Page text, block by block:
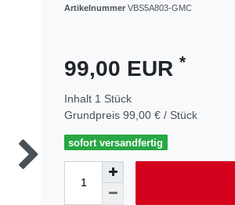
Artikelnummer VBS5A803-GMC
99,00 EUR *
Inhalt 1 Stück
Grundpreis 99,00 € / Stück
sofort versandfertig